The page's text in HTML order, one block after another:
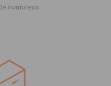
nombreux